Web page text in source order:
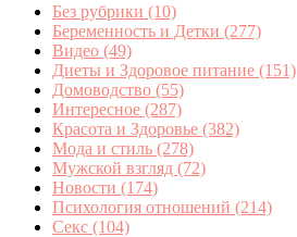
Без рубрики (10)
Беременность и Детки (277)
Видео (49)
Диеты и Здоровое питание (151)
Домоводство (55)
Интересное (287)
Красота и Здоровье (382)
Мода и стиль (278)
Мужской взгляд (72)
Новости (174)
Психология отношений (214)
Секс (104)